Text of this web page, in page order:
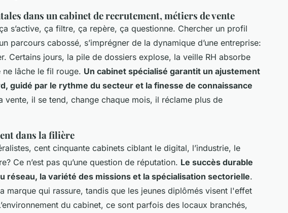
dans un cabinet de recrutement, métiers de vente
s’active, ça filtre, ça repère, ça questionne. Chercher un profil
parcours cabossé, s’imprégner de la dynamique d’une entreprise:
Certains jours, la pile de dossiers explose, la veille RH absorbe
ne lâche le fil rouge. Un cabinet spécialisé garantit un ajustement
guidé par le rythme du secteur et la finesse de connaissance
vente, il se tend, change chaque mois, il réclame plus de
dans la filière
cent cinquante cabinets ciblant le digital, l’industrie, le
Ce n’est pas qu’une question de réputation. Le succès durable
réseau, la variété des missions et la spécialisation sectorielle.
marque qui rassure, tandis que les jeunes diplômés visent l'effet
du cabinet, ce sont parfois des locaux branchés,